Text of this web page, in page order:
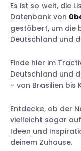
Es ist so weit, die
Datenbank von
gestöbert, um die
Deutschland und
Finde hier im
Deutschland und
– von Brasilien bis
Entdecke, ob der
vielleicht sogar
Ideen und
deinem Zuhause.